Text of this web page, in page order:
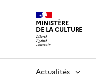
MINISTÈRE
DE LA CULTURE
Actualités